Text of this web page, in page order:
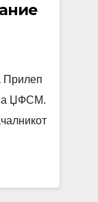
Прилеп
ЏФСМ.